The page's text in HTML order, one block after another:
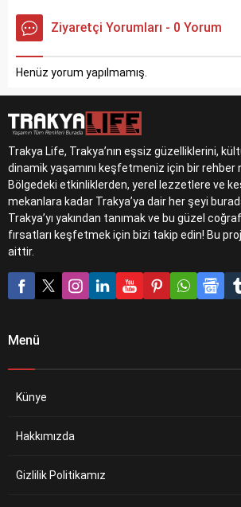
Ziyaretçi Yorumları - 0 Yorum
Henüz yorum yapılmamış.
Trakya Life, Trakya’nın eşsiz güzelliklerini,
dinamik yaşamını keşfetmeniz için bir rehber
Bölgedeki etkinliklerden, yerel lezzetlere ve
mekanlara kadar Trakya’ya dair her şeyi
Trakya’yı yakından tanımak ve bu güzel
fırsatları keşfetmek için bizi takip edin! Bu
aittir.
Menü
Künye
Hakkımızda
Gizlilik Politikamız